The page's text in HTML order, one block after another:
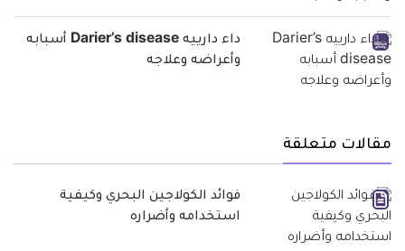
داء دارييه Darier’s disease أسبابه
وأعراضه وعلاجه
مقالات متعلقة
فوائد الكولاجين البحري وكيفية
استخدامه وأضراره